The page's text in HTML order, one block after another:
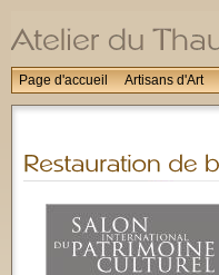
Page d'accueil Artisans d'Art